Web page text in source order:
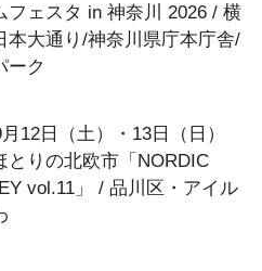
フェスタ in 神奈川 2026 / 横
本大通り/神奈川県庁本庁舎/
ーク
12日（土）・13日（日）
とりの北欧市「NORDIC
vol.11」 / 品川区・アイル